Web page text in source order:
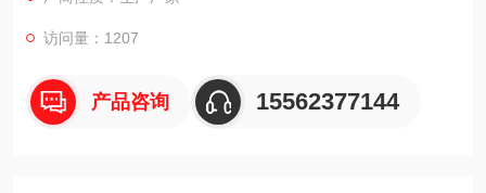
访问量：1207
产品咨询 15562377144